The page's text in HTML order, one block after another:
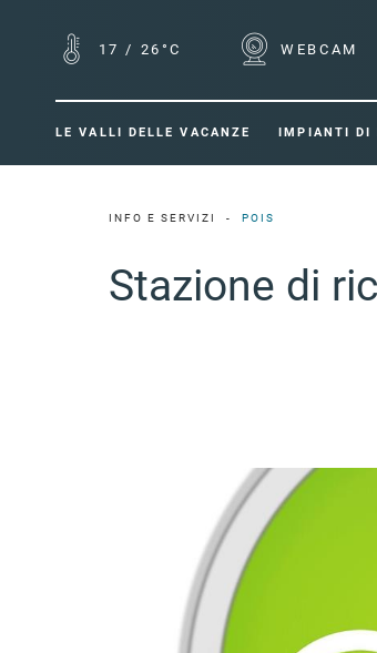
17 / 26°C WEBCAM
LE VALLI DELLE VACANZE IMPIANTI DI
INFO E SERVIZI POIS
Stazione di